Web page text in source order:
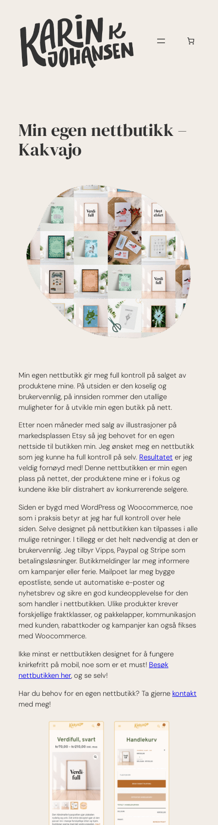
innhold
Min egen nettbutikk –
Kakvajo
Min egen nettbutikk gir meg full kontroll på salget av
produktene mine. På utsiden er den koselig og
brukervennlig, på innsiden rommer den utallige
muligheter for å utvikle min egen butikk på nett.
Etter noen måneder med salg av illustrasjoner på
markedsplassen Etsy så jeg behovet for en egen
nettside til butikken min. Jeg ønsket meg en nettbutikk
som jeg kunne ha full kontroll på selv. Resultatet er jeg
veldig fornøyd med! Denne nettbutikken er min egen
plass på nettet, der produktene mine er i fokus og
kundene ikke blir distrahert av konkurrerende selgere.
Siden er bygd med WordPress og Woocommerce, noe
som i praksis betyr at jeg har full kontroll over hele
siden. Selve designet på nettbutikken kan tilpasses i alle
mulige retninger. I tillegg er det helt nødvendig at den er
brukervennlig. Jeg tilbyr Vipps, Paypal og Stripe som
betalingsløsninger. Butikkmeldinger lar meg informere
om kampanjer eller ferie. Mailpoet lar meg bygge
epostliste, sende ut automatiske e-poster og
nyhetsbrev og sikre en god kundeopplevelse for den
som handler i nettbutikken. Ulike produkter krever
forskjellige fraktklasser, og pakkelapper, kommunikasjon
med kunden, rabattkoder og kampanjer kan også fikses
med Woocommerce.
Ikke minst er nettbutikken designet for å fungere
knirkefritt på mobil, noe som er et must! Besøk
nettbutikken her, og se selv!
Har du behov for en egen nettbutikk? Ta gjerne kontakt
med meg!